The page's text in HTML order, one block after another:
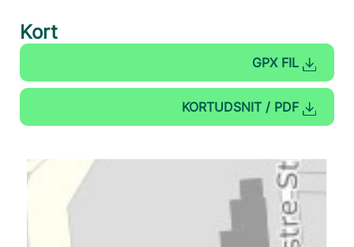
Kort
GPX FIL
KORTUDSNIT / PDF